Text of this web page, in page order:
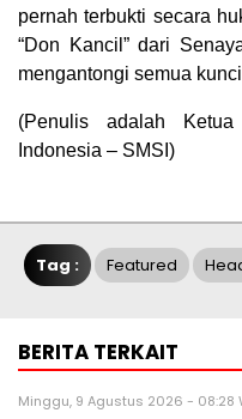
pernah terbukti secara
“Don Kancil” dari
mengantongi semua
(Penulis adalah
Indonesia – SMSI)
Tag : Featured
BERITA TERKAIT
Minggu, 9 Agustus 2026 - 08:28